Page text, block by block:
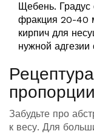
Щебень. Градус
фракция 20-40
кирпич для
нужной
пропорции
Забудьте про
к весу. Для